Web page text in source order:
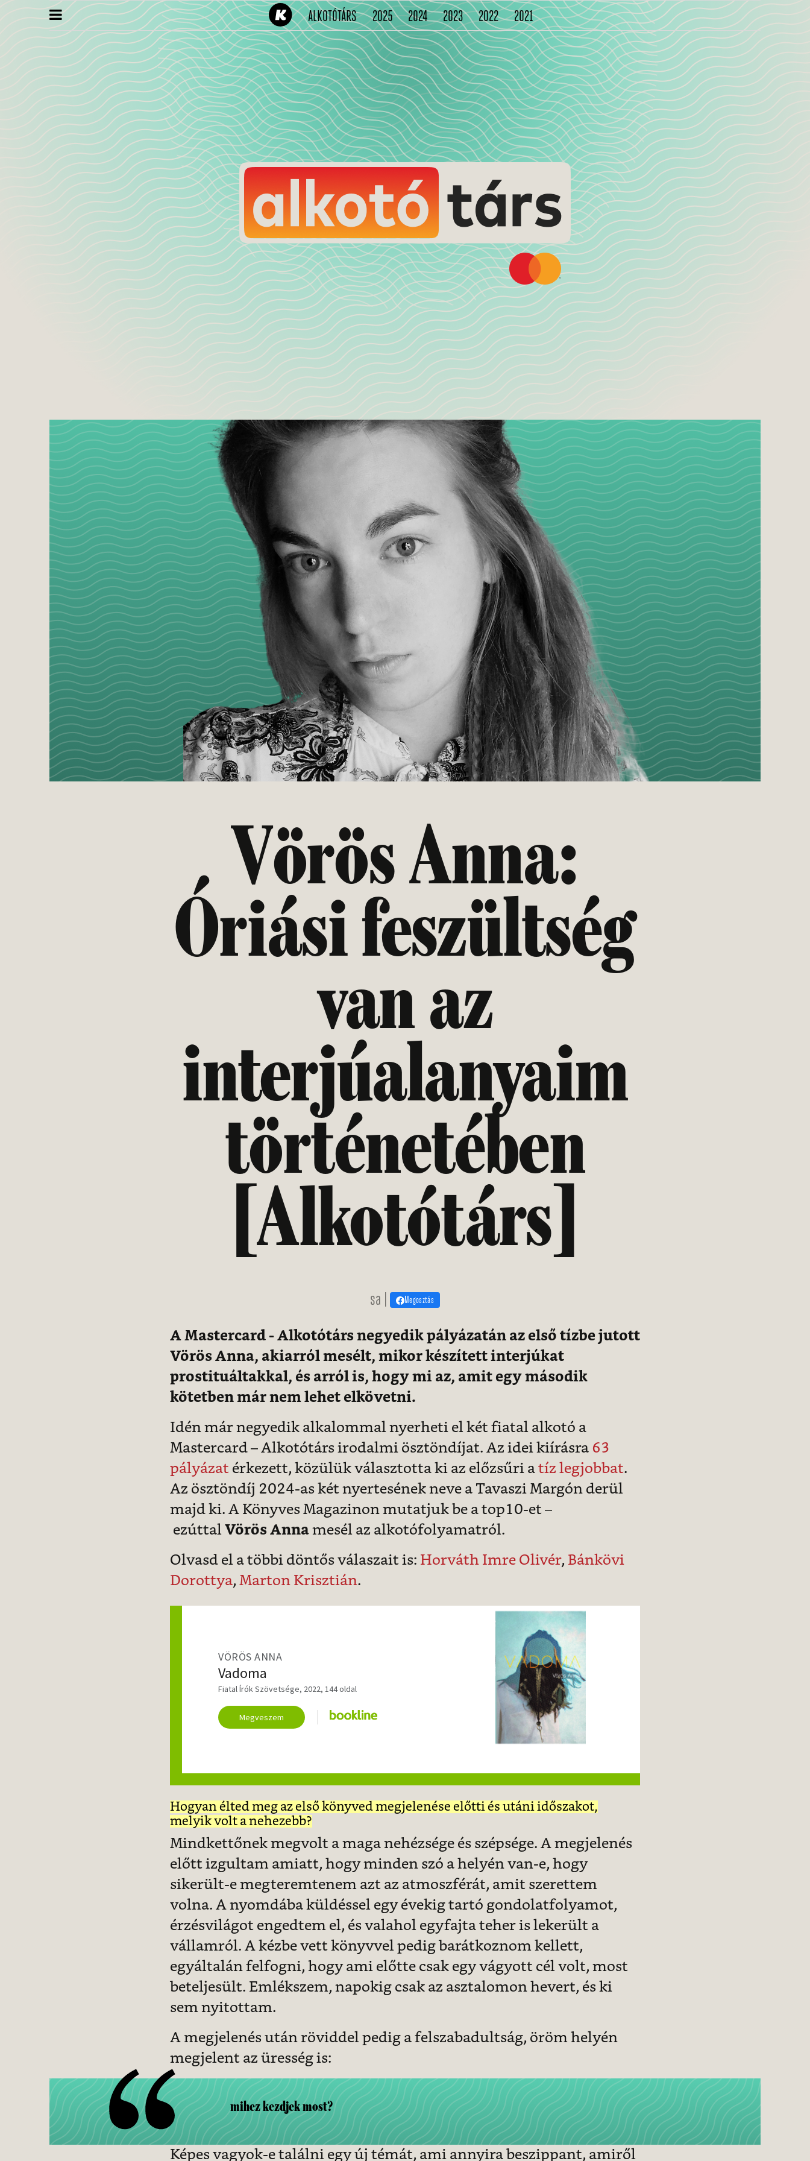
ALKOTÓTÁRS(CURRENT)
2025(CURRENT)
2024(CURRENT)
2023(CURRENT)
2022(CURRENT)
2021(CURRENT)
Vörös Anna:
Óriási feszültség
van az
interjúalanyaim
történetében
[Alkotótárs]
sa | Megosztás
A Mastercard - Alkotótárs negyedik pályázatán az első tízbe jutott
Vörös Anna, akiarról mesélt, mikor készített interjúkat
prostituáltakkal, és arról is, hogy mi az, amit egy második
kötetben már nem lehet elkövetni.
Idén már negyedik alkalommal nyerheti el két fiatal alkotó a
Mastercard – Alkotótárs irodalmi ösztöndíjat. Az idei kiírásra 63
pályázat érkezett, közülük választotta ki az előzsűri a tíz legjobbat.
Az ösztöndíj 2024-as két nyertesének neve a Tavaszi Margón derül
majd ki. A Könyves Magazinon mutatjuk be a top10-et –
ezúttal Vörös Anna mesél az alkotófolyamatról.
Olvasd el a többi döntős válaszait is: Horváth Imre Olivér, Bánkövi
Dorottya, Marton Krisztián.
VÖRÖS ANNA
Vadoma
Fiatal Írók Szövetsége, 2022, 144 oldal
Megveszem
Hogyan élted meg az első könyved megjelenése előtti és utáni időszakot,
melyik volt a nehezebb?
Mindkettőnek megvolt a maga nehézsége és szépsége. A megjelenés
előtt izgultam amiatt, hogy minden szó a helyén van-e, hogy
sikerült-e megteremtenem azt az atmoszférát, amit szerettem
volna. A nyomdába küldéssel egy évekig tartó gondolatfolyamot,
érzésvilágot engedtem el, és valahol egyfajta teher is lekerült a
vállamról. A kézbe vett könyvvel pedig barátkoznom kellett,
egyáltalán felfogni, hogy ami előtte csak egy vágyott cél volt, most
beteljesült. Emlékszem, napokig csak az asztalomon hevert, és ki
sem nyitottam.
A megjelenés után röviddel pedig a felszabadultság, öröm helyén
megjelent az üresség is:
mihez kezdjek most?
Képes vagyok-e találni egy új témát, ami annyira beszippant, amiről